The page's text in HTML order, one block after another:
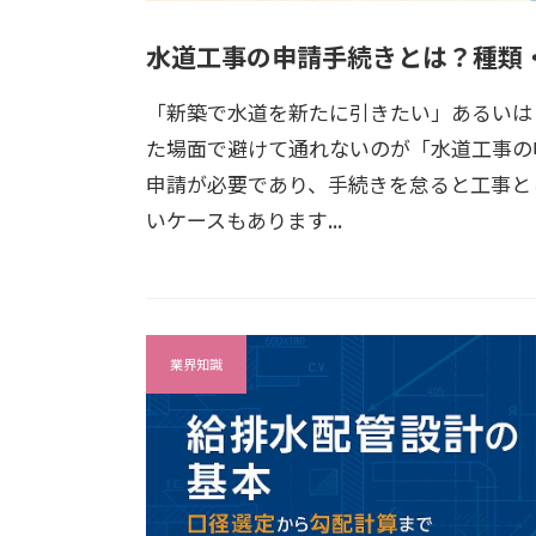
水道工事の申請手続きとは？種
「新築で水道を新たに引きたい」あるい
た場面で避けて通れないのが「水道工事
申請が必要であり、手続きを怠ると工事
いケースもあります...
業界知識